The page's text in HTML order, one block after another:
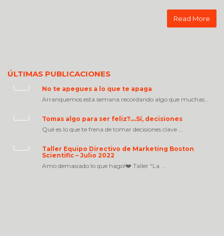
Read More
ÚLTIMAS PUBLICACIONES
No te apegues a lo que te apaga
Arranquemos esta semana recordando algo que muchas...
Tomas algo para ser feliz?….Sí, decisiones
Qué es lo que te frena de tomar decisiones clave ...
Taller Equipo Directivo de Marketing Boston
Scientific – Julio 2022
Amo demasiado lo que hago!❤️ Taller “La ...